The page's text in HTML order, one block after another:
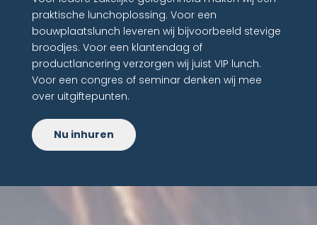
praktische lunchoplossing. Voor een
bouwplaatslunch leveren wij bijvoorbeeld stevige
broodjes. Voor een klantendag of
productlancering verzorgen wij juist VIP lunch.
Voor een congres of seminar denken wij mee
over uitgiftepunten.
Nu inhuren